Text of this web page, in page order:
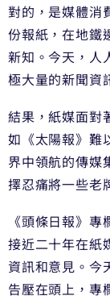
對的，是媒體消
份報紙，在地鐵
新知。今天，人
極大量的新聞資
結果，紙媒面對
如 《太陽報》
界中領航的傳媒
擇忍痛將一些老
《頭條日報》
接近二十年在紙
資訊和意見。今
告壓在頭上，專